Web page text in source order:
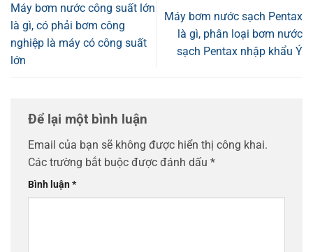
Máy bơm nước công suất lớn
là gì, có phải bơm công
nghiệp là máy có công suất
lớn
Máy bơm nước sạch Pentax
là gì, phân loại bơm nước
sạch Pentax nhập khẩu Ý
Để lại một bình luận
Email của bạn sẽ không được hiển thị công khai.
Các trường bắt buộc được đánh dấu *
Bình luận*